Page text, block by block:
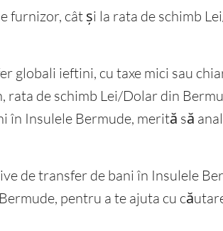
furnizor, cât și la rata de schimb
globali ieftini, cu taxe mici sau
rata de schimb Lei/Dolar din
Insulele Bermude, merită să
de transfer de bani în Insulele
pentru a te ajuta cu